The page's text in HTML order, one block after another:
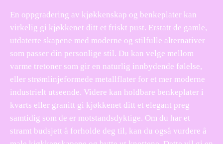
En oppgradering av kjøkkenskap og benkeplater kan
virkelig gi kjøkkenet ditt et friskt pust. Erstatt de gamle,
utdaterte skapene med moderne og stilfulle alternativer
som passer din personlige stil. Du kan velge mellom
varme tretoner som gir en naturlig innbydende følelse,
eller strømlinjeformede metallflater for et mer moderne
industrielt utseende. Videre kan holdbare benkeplater i
kvarts eller granitt gi kjøkkenet ditt et elegant preg
samtidig som de er motstandsdyktige. Om du har et
stramt budsjett å forholde deg til, kan du også vurdere å